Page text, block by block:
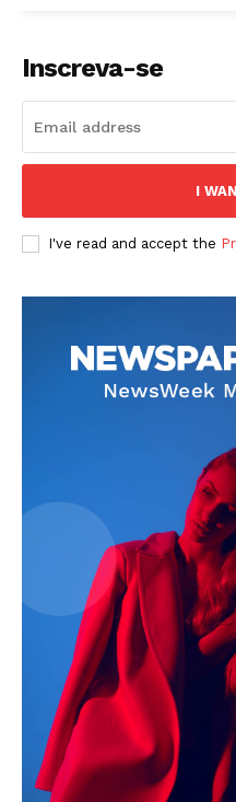
Inscreva-se
I
I've read and accept the